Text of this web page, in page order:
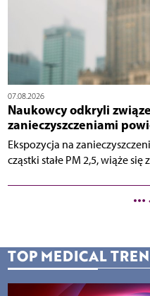
07.08.2026
Naukowcy odkryli
zanieczyszczeniami
Ekspozycja na
cząstki stałe PM 2,5, wiąże się
TOP MEDICAL